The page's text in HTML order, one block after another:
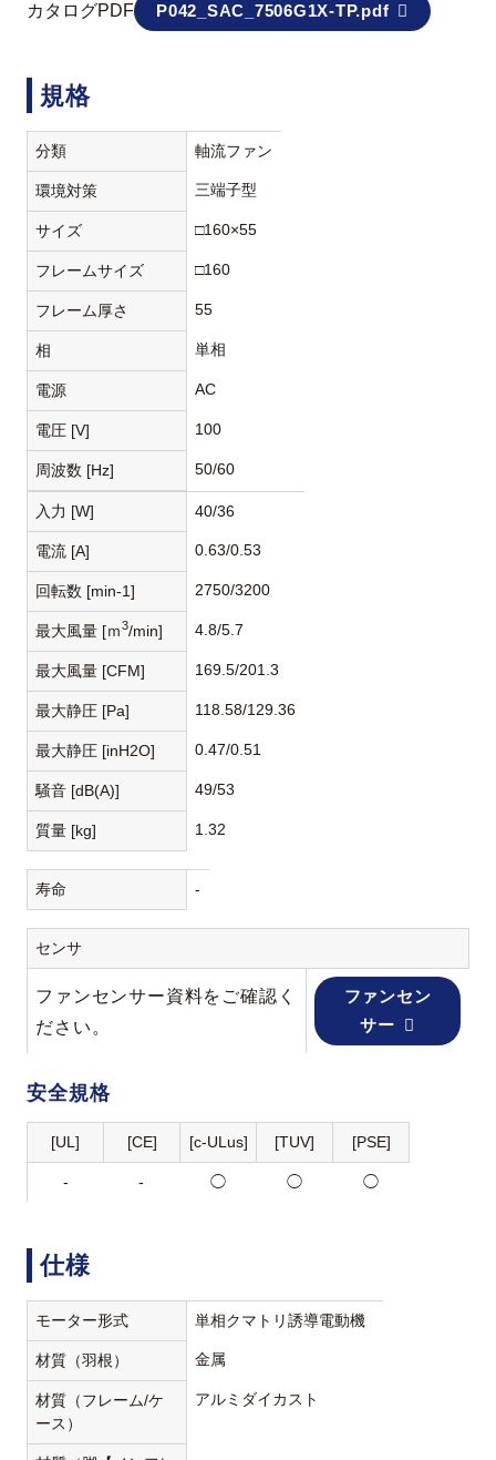
カタログPDF P042_SAC_7506G1X-TP.pdf
規格
分類 軸流ファン
環境対策 三端子型
サイズ □160×55
フレームサイズ □160
フレーム厚さ 55
相 単相
電源 AC
電圧 [V] 100
周波数 [Hz] 50/60
入力 [W] 40/36
電流 [A] 0.63/0.53
回転数 [min-1] 2750/3200
最大風量 [ｍ3/min] 4.8/5.7
最大風量 [CFM] 169.5/201.3
最大静圧 [Pa] 118.58/129.36
最大静圧 [inH2O] 0.47/0.51
騒音 [dB(A)] 49/53
質量 [kg] 1.32
寿命 -
センサ
ファンセンサー資料をご確認く
ださい。
ファンセン
サー
安全規格
[UL] [CE] [c-ULus] [TUV] [PSE]
- - ◯ ◯ ◯
仕様
モーター形式 単相クマトリ誘導電動機
材質（羽根） 金属
材質（フレーム/ケ
ース）
アルミダイカスト